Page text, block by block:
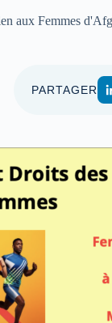
aux Femmes
PARTAGER